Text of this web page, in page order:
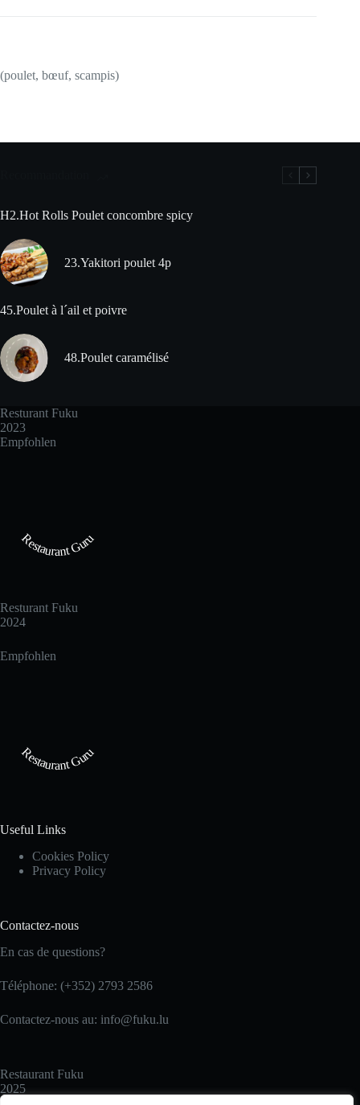
(poulet, bœuf, scampis)
H2.Hot Rolls Poulet concombre spicy
23.Yakitori poulet 4p
45.Poulet à l´ail et poivre
48.Poulet caramélisé
Resturant Fuku
2023
Empfohlen
Restaurant Guru
Resturant Fuku
2024
Empfohlen
Restaurant Guru
Useful Links
Cookies Policy
Privacy Policy
Contactez-nous
En cas de questions?
Téléphone: (+352) 2793 2586
Contactez-nous au: info@fuku.lu
Restaurant Fuku
2025